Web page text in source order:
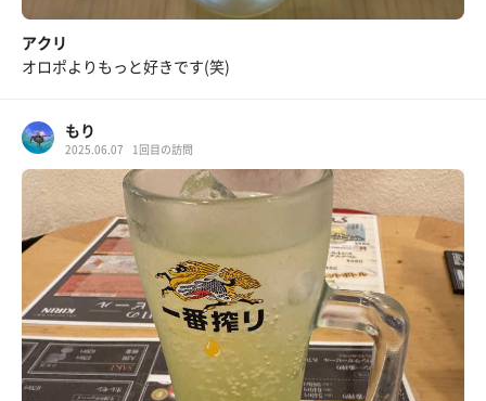
アクリ
オロポよりもっと好きです(笑)
もり
2025.06.07 1回目の訪問